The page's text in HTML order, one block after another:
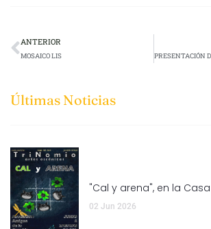
Últimas Noticias
"Cal y arena", en la Casa
02 Jun 2026
ANTERIOR
MOSAICO LIS